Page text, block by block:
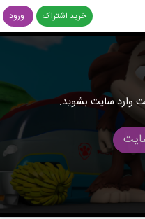
خرید اشتراک ورود
وارد سایت بشوید.